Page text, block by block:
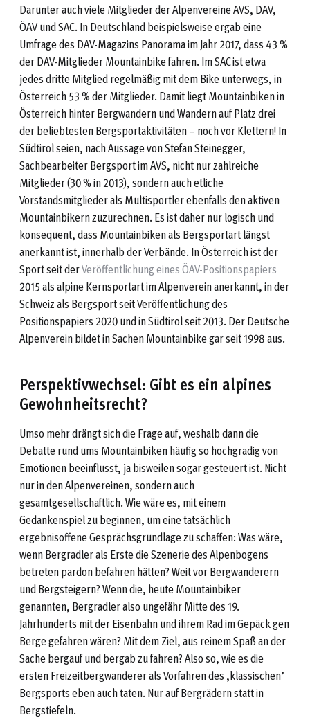
Darunter auch viele Mitglieder der Alpenvereine AVS, DAV,
ÖAV und SAC. In Deutschland beispielsweise ergab eine
Umfrage des DAV-Magazins Panorama im Jahr 2017, dass 43 %
der DAV-Mitglieder Mountainbike fahren. Im SAC ist etwa
jedes dritte Mitglied regelmäßig mit dem Bike unterwegs, in
Österreich 53 % der Mitglieder. Damit liegt Mountainbiken in
Österreich hinter Bergwandern und Wandern auf Platz drei
der beliebtesten Bergsportaktivitäten – noch vor Klettern! In
Südtirol seien, nach Aussage von Stefan Steinegger,
Sachbearbeiter Bergsport im AVS, nicht nur zahlreiche
Mitglieder (30 % in 2013), sondern auch etliche
Vorstandsmitglieder als Multisportler ebenfalls den aktiven
Mountainbikern zuzurechnen. Es ist daher nur logisch und
konsequent, dass Mountainbiken als Bergsportart längst
anerkannt ist, innerhalb der Verbände. In Österreich ist der
Sport seit derVeröffentlichung eines ÖAV-Positionspapiers
2015 als alpine Kernsportart im Alpenverein anerkannt, in der
Schweiz als Bergsport seit Veröffentlichung des
Positionspapiers 2020 und in Südtirol seit 2013. Der Deutsche
Alpenverein bildet in Sachen Mountainbike gar seit 1998 aus.
Perspektivwechsel: Gibt es ein alpines
Gewohnheitsrecht?
Umso mehr drängt sich die Frage auf, weshalb dann die
Debatte rund ums Mountainbiken häufig so hochgradig von
Emotionen beeinflusst, ja bisweilen sogar gesteuert ist. Nicht
nur in den Alpenvereinen, sondern auch
gesamtgesellschaftlich. Wie wäre es, mit einem
Gedankenspiel zu beginnen, um eine tatsächlich
ergebnisoffene Gesprächsgrundlage zu schaffen: Was wäre,
wenn Bergradler als Erste die Szenerie des Alpenbogens
betreten pardon befahren hätten? Weit vor Bergwanderern
und Bergsteigern? Wenn die, heute Mountainbiker
genannten, Bergradler also ungefähr Mitte des 19.
Jahrhunderts mit der Eisenbahn und ihrem Rad im Gepäck gen
Berge gefahren wären? Mit dem Ziel, aus reinem Spaß an der
Sache bergauf und bergab zu fahren? Also so, wie es die
ersten Freizeitbergwanderer als Vorfahren des ‚klassischen’
Bergsports eben auch taten. Nur auf Bergrädern statt in
Bergstiefeln.